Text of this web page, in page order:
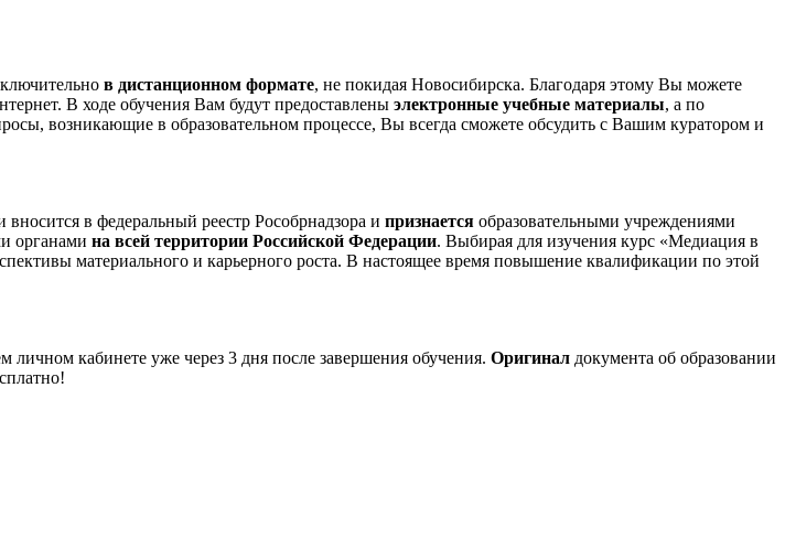
в дистанционном формате, не покидая Новосибирска. Благодаря этому Вы можете
В ходе обучения Вам будут предоставлены электронные учебные материалы, а по
возникающие в образовательном процессе, Вы всегда сможете обсудить с Вашим куратором и
в федеральный реестр Рособрнадзора и признается образовательными учреждениями
органами на всей территории Российской Федерации. Выбирая для изучения курс «Медиация в
материального и карьерного роста. В настоящее время повышение квалификации по этой
кабинете уже через 3 дня после завершения обучения. Оригинал документа об образовании